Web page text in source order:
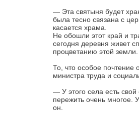
— Эта святыня будет
была тесно связана с
касается храма.
Не обошли этот край и
сегодня деревня живет
процветанию этой
То, что особое почтение
министра труда и
— У этого села есть
пережить очень многое.
он.